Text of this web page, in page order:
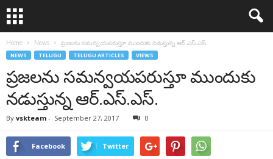
Home News ప్రజలను సమన్వయపరుస్తూ ముందుకు నడుస్తున్న ఆర్‌.ఎస్‌.ఎస్‌.
NEWS TELUGU TELUGU ARTICLES VIEWS
ప్రజలను సమన్వయపరుస్తూ ముందుకు
నడుస్తున్న ఆర్‌.ఎస్‌.ఎస్‌.
By vskteam - September 27, 2017 0
Facebook Twitter